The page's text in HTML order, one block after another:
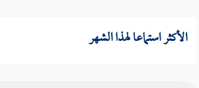
الأكثر استماعا لهذا الشهر